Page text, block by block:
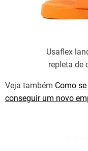
Usaflex
repleta de
Veja também Como
conseguir um novo